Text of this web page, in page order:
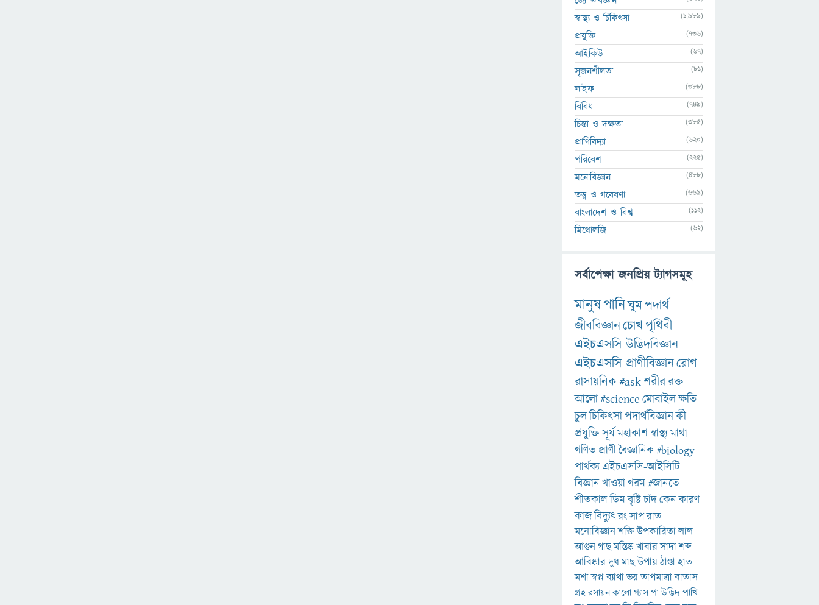
স্বাস্থ্য ও চিকিৎসা (1,989)
প্রযুক্তি (736)
আইকিউ (67)
সৃজনশীলতা (81)
লাইফ (388)
বিবিধ (749)
চিন্তা ও দক্ষতা (385)
প্রাণিবিদ্যা (620)
পরিবেশ (225)
মনোবিজ্ঞান (488)
তত্ত্ব ও গবেষণা (669)
বাংলাদেশ ও বিশ্ব (112)
মিথোলজি (62)
সর্বাপেক্ষা জনপ্রিয় ট্যাগসমূহ
মানুষপানিঘুমপদার্থ-
জীববিজ্ঞানচোখপৃথিবী
এইচএসসি-উদ্ভিদবিজ্ঞান
এইচএসসি-প্রাণীবিজ্ঞানরোগ
রাসায়নিক#askশরীররক্ত
আলো#scienceমোবাইলক্ষতি
চুলচিকিৎসাপদার্থবিজ্ঞানকী
প্রযুক্তিসূর্যমহাকাশস্বাস্থ্যমাথা
গণিত প্রাণীবৈজ্ঞানিক#biology
পার্থক্য এইচএসসি-আইসিটি
বিজ্ঞানখাওয়াগরম#জানতে
শীতকালডিমবৃষ্টিচাঁদকেনকারণ
কাজবিদ্যুৎরংসাপরাত
মনোবিজ্ঞানশক্তিউপকারিতালাল
আগুনগাছমস্তিষ্কখাবারসাদাশব্দ
আবিষ্কারদুধমাছউপায়ঠাণ্ডাহাত
মশাস্বপ্নব্যাথাভয়তাপমাত্রাবাতাস
গ্রহরসায়নকালোগ্যাসপাউদ্ভিদপাখি